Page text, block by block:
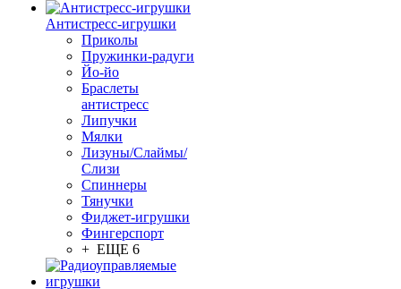
Антистресс-игрушки
Приколы
Пружинки-радуги
Йо-йо
Браслеты
антистресс
Липучки
Мялки
Лизуны/Слаймы/
Слизи
Спиннеры
Тянучки
Фиджет-игрушки
Фингерспорт
+ ЕЩЕ 6